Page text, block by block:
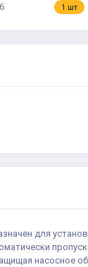
1 шт
для
насосное